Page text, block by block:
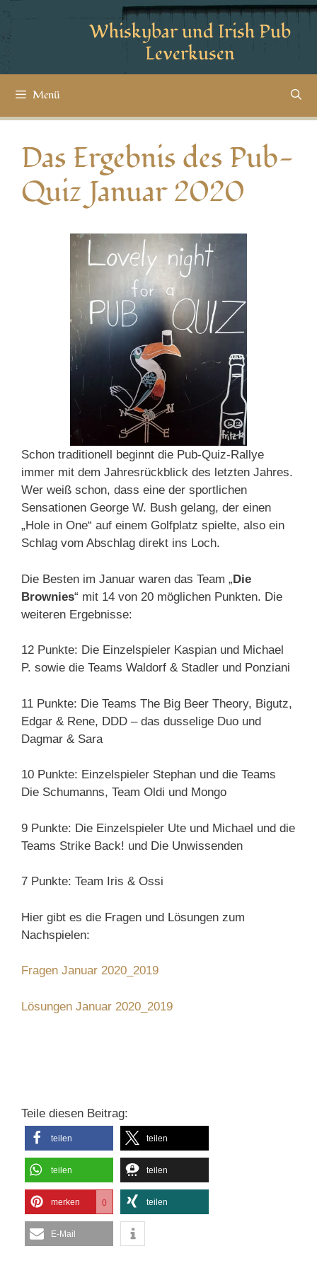
Whiskybar und Irish Pub
Leverkusen
Menü
Das Ergebnis des Pub-
Quiz Januar 2020
Schon traditionell beginnt die Pub-Quiz-Rallye
immer mit dem Jahresrückblick des letzten Jahres.
Wer weiß schon, dass eine der sportlichen
Sensationen George W. Bush gelang, der einen
„Hole in One“ auf einem Golfplatz spielte, also ein
Schlag vom Abschlag direkt ins Loch.
Die Besten im Januar waren das Team „Die
Brownies“ mit 14 von 20 möglichen Punkten. Die
weiteren Ergebnisse:
12 Punkte: Die Einzelspieler Kaspian und Michael
P. sowie die Teams Waldorf & Stadler und Ponziani
11 Punkte: Die Teams The Big Beer Theory, Bigutz,
Edgar & Rene, DDD – das dusselige Duo und
Dagmar & Sara
10 Punkte: Einzelspieler Stephan und die Teams
Die Schumanns, Team Oldi und Mongo
9 Punkte: Die Einzelspieler Ute und Michael und die
Teams Strike Back! und Die Unwissenden
7 Punkte: Team Iris & Ossi
Hier gibt es die Fragen und Lösungen zum
Nachspielen:
Fragen Januar 2020_2019
Lösungen Januar 2020_2019
Teile diesen Beitrag:
teilen teilen
teilen teilen
merken 0 teilen
E-Mail